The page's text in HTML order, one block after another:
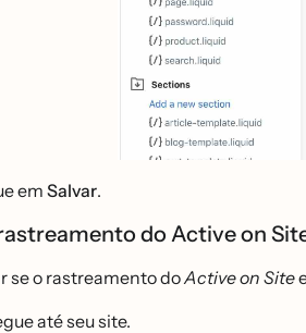
em Salvar.
do Active on
se o rastreamento doActive on Site
até seu site.